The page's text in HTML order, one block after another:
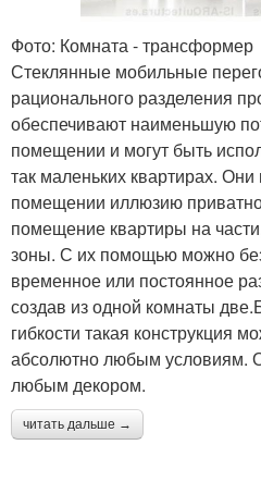
Фото: Комната - трансформер
Стеклянные мобильные
рационального разделения
обеспечивают наименьшую
помещении и могут быть
так маленьких квартирах.
помещении иллюзию
помещение квартиры на
зоны. С их помощью можно
временное или постоянное
создав из одной комнаты
гибкости такая конструкция
абсолютно любым условиям.
любым декором.
читать дальше →